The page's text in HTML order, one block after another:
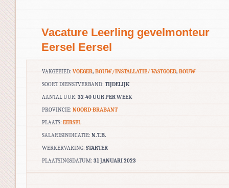
Vacature Leerling gevelmonteur
Eersel Eersel
VAKGEBIED: VOEGER, BOUW/INSTALLATIE/ VASTGOED, BOUW
SOORT DIENSTVERBAND: TIJDELIJK
AANTAL UUR: 32-40 UUR PER WEEK
PROVINCIE: NOORD-BRABANT
PLAATS: EERSEL
SALARISINDICATIE: N.T.B.
WERKERVARING: STARTER
PLAATSINGSDATUM: 31 JANUARI 2023